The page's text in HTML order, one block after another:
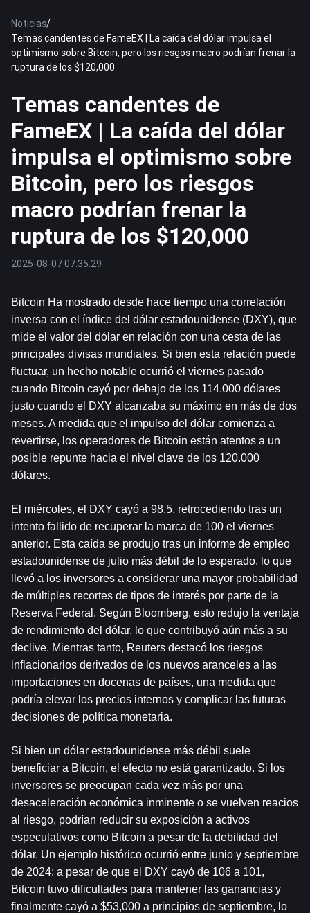
Noticias/
Temas candentes de FameEX | La caída del dólar impulsa el
optimismo sobre Bitcoin, pero los riesgos macro podrían frenar la
ruptura de los $120,000
Temas candentes de
FameEX | La caída del dólar
impulsa el optimismo sobre
Bitcoin, pero los riesgos
macro podrían frenar la
ruptura de los $120,000
2025-08-07 07:35:29
Bitcoin Ha mostrado desde hace tiempo una correlación
inversa con el índice del dólar estadounidense (DXY), que
mide el valor del dólar en relación con una cesta de las
principales divisas mundiales. Si bien esta relación puede
fluctuar, un hecho notable ocurrió el viernes pasado
cuando Bitcoin cayó por debajo de los 114.000 dólares
justo cuando el DXY alcanzaba su máximo en más de dos
meses. A medida que el impulso del dólar comienza a
revertirse, los operadores de Bitcoin están atentos a un
posible repunte hacia el nivel clave de los 120.000
dólares.
El miércoles, el DXY cayó a 98,5, retrocediendo tras un
intento fallido de recuperar la marca de 100 el viernes
anterior. Esta caída se produjo tras un informe de empleo
estadounidense de julio más débil de lo esperado, lo que
llevó a los inversores a considerar una mayor probabilidad
de múltiples recortes de tipos de interés por parte de la
Reserva Federal. Según Bloomberg, esto redujo la ventaja
de rendimiento del dólar, lo que contribuyó aún más a su
declive. Mientras tanto, Reuters destacó los riesgos
inflacionarios derivados de los nuevos aranceles a las
importaciones en docenas de países, una medida que
podría elevar los precios internos y complicar las futuras
decisiones de política monetaria.
Si bien un dólar estadounidense más débil suele
beneficiar a Bitcoin, el efecto no está garantizado. Si los
inversores se preocupan cada vez más por una
desaceleración económica inminente o se vuelven reacios
al riesgo, podrían reducir su exposición a activos
especulativos como Bitcoin a pesar de la debilidad del
dólar. Un ejemplo histórico ocurrió entre junio y septiembre
de 2024: a pesar de que el DXY cayó de 106 a 101,
Bitcoin tuvo dificultades para mantener las ganancias y
finalmente cayó a $53,000 a principios de septiembre, lo